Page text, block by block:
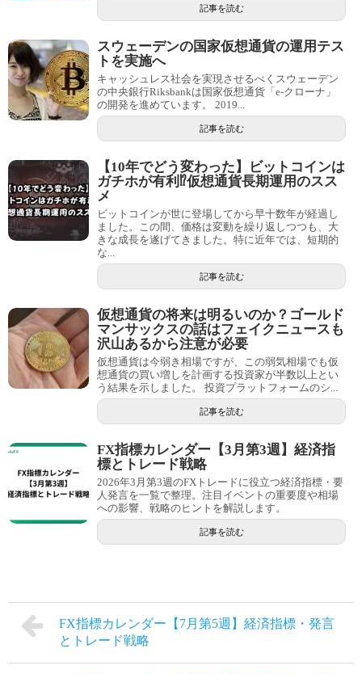
記事を読む
スウェーデンの国家仮想通貨の運用テス
トを実施へ
キャッシュレス社会を実現させるべくスウェーデン
の中央銀行Riksbankは国家仮想通貨「e-クローナ」
の開発を進めています。 2019...
記事を読む
【10年でどう変わった】ビットコインは
ガチホが有利⁉仮想通貨長期運用のスス
メ
ビットコインが世に登場してから早十数年が経過し
ました。この間、価格は変動を繰り返しつつも、大
きな成長を遂げてきました。特に近年では、短期的
な...
記事を読む
仮想通貨の将来は明るいのか？ゴールド
マンサックスの話はフェイクニュースも
沢山あるから注意が必要
仮想通貨は今弱き相場ですが、この弱気相場でも仮
想通貨の買い増しを計画する投資家が半数以上とい
う結果を示しました。 投資プラットフォームのシ...
記事を読む
FX指標カレンダー【3月第3週】経済指
標とトレード戦略
2026年3月第3週のFXトレードに役立つ経済指標・要
人発言を一覧で整理。注目イベントの重要度や相場
への影響、戦略のヒントを解説します。
記事を読む
FX指標カレンダー【7月第5週】経済指標・発言
とトレード戦略